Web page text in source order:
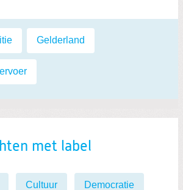
Gelderland
met label
Cultuur Democratie